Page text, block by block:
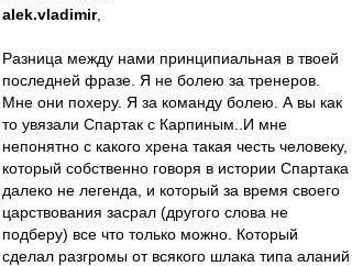
alek.vladimir,
Разница между нами принципиальная в твоей
последней фразе. Я не болею за тренеров.
Мне они похеру. Я за команду болею. А вы как
то увязали Спартак с Карпиным..И мне
непонятно с какого хрена такая честь человеку,
который собственно говоря в истории Спартака
далеко не легенда, и который за время своего
царствования засрал (другого слова не
подберу) все что только можно. Который
сделал разгромы от всякого шлака типа аланий